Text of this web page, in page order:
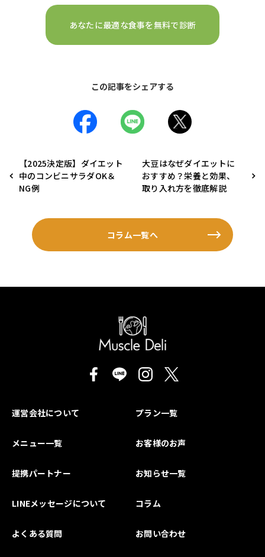
あなたに最適な食事を無料で診断
この記事をシェアする
【2025決定版】ダイエット
中のコンビニサラダOK＆
NG例
大豆はなぜダイエットに
おすすめ？栄養と効果、
取り入れ方を徹底解説
コラム一覧へ
運営会社について プラン一覧
メニュー一覧 お客様のお声
提携パートナー お知らせ一覧
LINEメッセージについて コラム
よくある質問 お問い合わせ